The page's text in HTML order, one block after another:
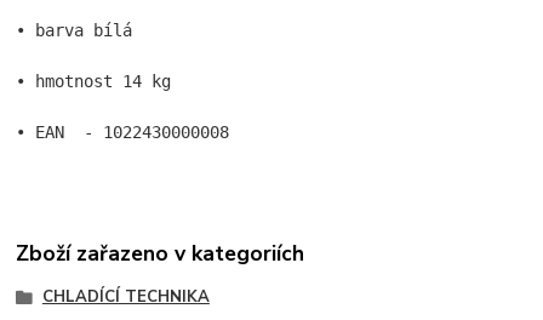
• barva bílá
• hmotnost 14 kg
• EAN  - 1022430000008
Zboží zařazeno v kategoriích
CHLADÍCÍ TECHNIKA